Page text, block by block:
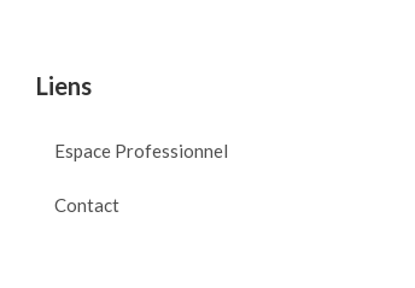
Liens
Espace Professionnel
Contact